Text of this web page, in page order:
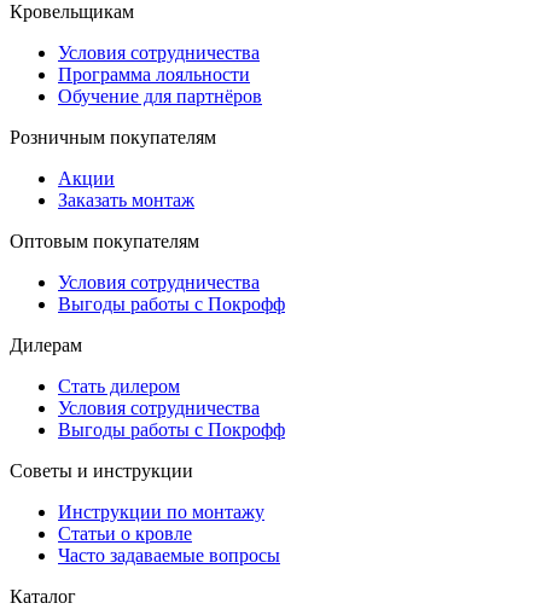
Кровельщикам
Условия сотрудничества
Программа лояльности
Обучение для партнёров
Розничным покупателям
Акции
Заказать монтаж
Оптовым покупателям
Условия сотрудничества
Выгоды работы с Покрофф
Дилерам
Стать дилером
Условия сотрудничества
Выгоды работы с Покрофф
Советы и инструкции
Инструкции по монтажу
Статьи о кровле
Часто задаваемые вопросы
Каталог